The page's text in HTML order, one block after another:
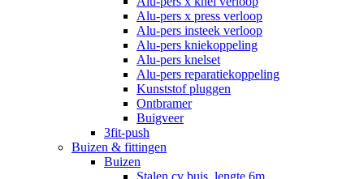
Alu-pers x press verloop
Alu-pers insteek verloop
Alu-pers kniekoppeling
Alu-pers knelset
Alu-pers reparatiekoppeling
Kunststof pluggen
Ontbramer
Buigveer
3fit-push
Buizen & fittingen
Buizen
Stalen cv buis, lengte 6m